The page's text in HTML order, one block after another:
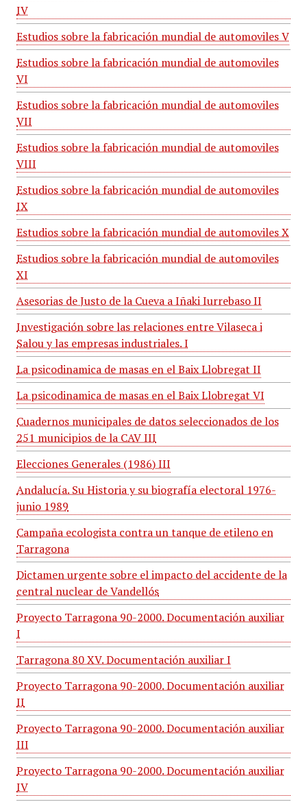
IV
Estudios sobre la fabricación mundial de automoviles V
Estudios sobre la fabricación mundial de automoviles
VI
Estudios sobre la fabricación mundial de automoviles
VII
Estudios sobre la fabricación mundial de automoviles
VIII
Estudios sobre la fabricación mundial de automoviles
IX
Estudios sobre la fabricación mundial de automoviles X
Estudios sobre la fabricación mundial de automoviles
XI
Asesorias de Justo de la Cueva a Iñaki Iurrebaso II
Investigación sobre las relaciones entre Vilaseca i
Salou y las empresas industriales. I
La psicodinamica de masas en el Baix Llobregat II
La psicodinamica de masas en el Baix Llobregat VI
Cuadernos municipales de datos seleccionados de los
251 municipios de la CAV III
Elecciones Generales (1986) III
Andalucía. Su Historia y su biografía electoral 1976-
junio 1989
Campaña ecologista contra un tanque de etileno en
Tarragona
Dictamen urgente sobre el impacto del accidente de la
central nuclear de Vandellós
Proyecto Tarragona 90-2000. Documentación auxiliar
I
Tarragona 80 XV. Documentación auxiliar I
Proyecto Tarragona 90-2000. Documentación auxiliar
II
Proyecto Tarragona 90-2000. Documentación auxiliar
III
Proyecto Tarragona 90-2000. Documentación auxiliar
IV